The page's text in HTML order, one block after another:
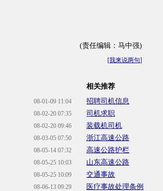
(责任编辑：马中强)
[我来说两句]
08-01-09 11:04
08-02-20 07:35
08-02-20 09:46
08-03-05 07:50
08-05-14 07:32
08-05-25 10:03
08-05-25 10:09
08-06-13 09:29
相关推荐
招聘司机信息
司机求职
装载机司机
浙江高速公路
高速公路护栏
山东高速公路
交通事故
医疗事故处理条例